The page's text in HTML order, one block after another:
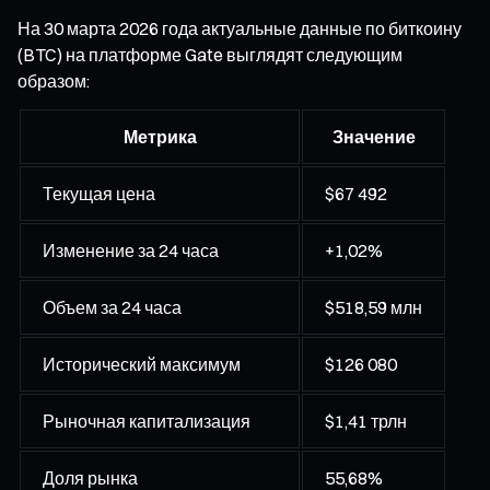
На 30 марта 2026 года актуальные данные по биткоину
(BTC) на платформе Gate выглядят следующим
образом:
Метрика Значение
Текущая цена $67 492
Изменение за 24 часа +1,02%
Объем за 24 часа $518,59 млн
Исторический максимум $126 080
Рыночная капитализация $1,41 трлн
Доля рынка 55,68%